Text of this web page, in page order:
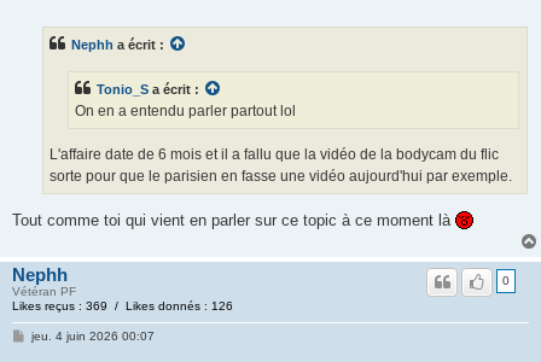
Nephh a écrit :
Tonio_S a écrit :
On en a entendu parler partout lol
L'affaire date de 6 mois et il a fallu que la vidéo de la bodycam du flic
sorte pour que le parisien en fasse une vidéo aujourd'hui par exemple.
Tout comme toi qui vient en parler sur ce topic à ce moment là
Nephh
Vétéran PF
Likes reçus : 369 / Likes donnés : 126
0
jeu. 4 juin 2026 00:07